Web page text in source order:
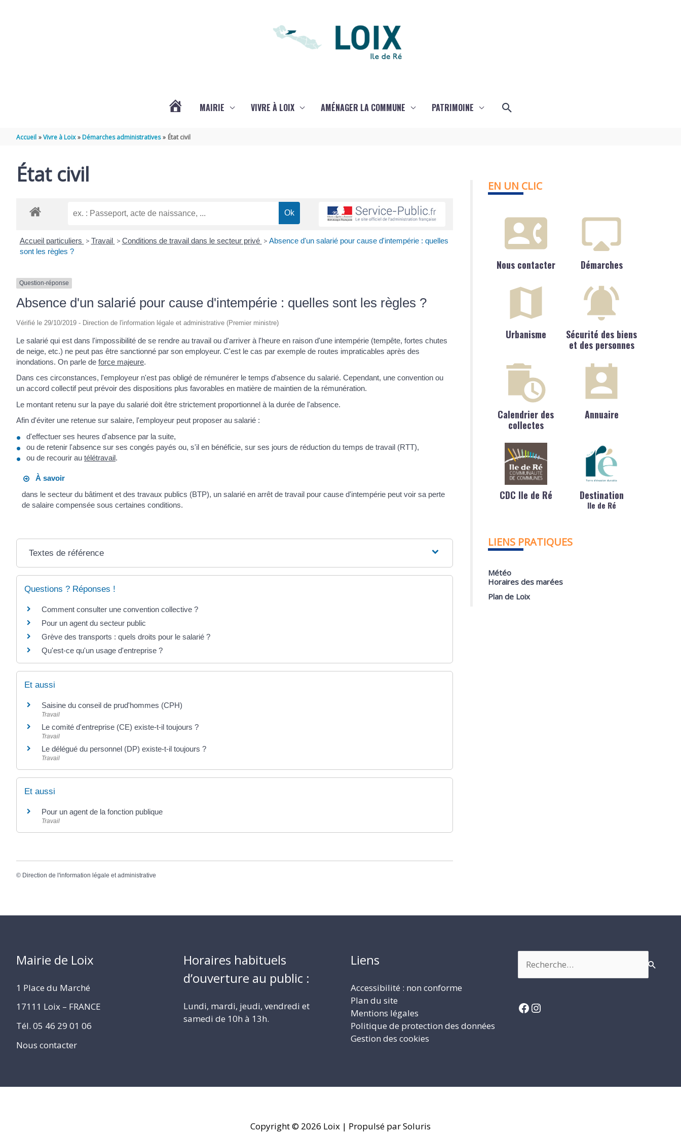
MAIRIE VIVRE À LOIX AMÉNAGER LA COMMUNE PATRIMOINE Rechercher
Accueil Vivre à Loix Démarches administratives État civil
État civil
Accueil particuliers > Travail > Conditions de travail dans le secteur privé > Absence d'un salarié pour cause d'intempérie : quelles
sont les règles ?
Question-réponse
Absence d'un salarié pour cause d'intempérie : quelles sont les règles ?
Vérifié le 29/10/2019 - Direction de l'information légale et administrative (Premier ministre)
Le salarié qui est dans l'impossibilité de se rendre au travail ou d'arriver à l'heure en raison d'une intempérie (tempête, fortes chutes
de neige, etc.) ne peut pas être sanctionné par son employeur. C'est le cas par exemple de routes impraticables après des
inondations. On parle de force majeure.
Dans ces circonstances, l'employeur n'est pas obligé de rémunérer le temps d'absence du salarié. Cependant, une convention ou
un accord collectif peut prévoir des dispositions plus favorables en matière de maintien de la rémunération.
Le montant retenu sur la paye du salarié doit être strictement proportionnel à la durée de l'absence.
Afin d'éviter une retenue sur salaire, l'employeur peut proposer au salarié :
d'effectuer ses heures d'absence par la suite,
ou de retenir l'absence sur ses congés payés ou, s'il en bénéficie, sur ses jours de réduction du temps de travail (RTT),
ou de recourir au télétravail.
À savoir
dans le secteur du bâtiment et des travaux publics (BTP), un salarié en arrêt de travail pour cause d'intempérie peut voir sa perte
de salaire compensée sous certaines conditions.
Textes de référence
Questions ? Réponses !
Comment consulter une convention collective ?
Pour un agent du secteur public
Grève des transports : quels droits pour le salarié ?
Qu'est-ce qu'un usage d'entreprise ?
Et aussi
Saisine du conseil de prud'hommes (CPH)
Travail
Le comité d'entreprise (CE) existe-t-il toujours ?
Travail
Le délégué du personnel (DP) existe-t-il toujours ?
Travail
Et aussi
Pour un agent de la fonction publique
Travail
© Direction de l'information légale et administrative
EN UN CLIC
Nous contacter Démarches
Urbanisme
Sécurité des biens
et des personnes
Calendrier des
collectes
Annuaire
CDC Ile de Ré Destination
Ile de Ré
LIENS PRATIQUES
Météo
Horaires des marées
Plan de Loix
Mairie de Loix
1 Place du Marché
17111 Loix – FRANCE
Tél. 05 46 29 01 06
Nous contacter
Horaires habituels
d’ouverture au public :
Lundi, mardi, jeudi, vendredi et
samedi de 10h à 13h.
Liens
Accessibilité : non conforme
Plan du site
Mentions légales
Politique de protection des données
Gestion des cookies
Facebook
Instagram
Copyright © 2026 Loix | Propulsé par Soluris